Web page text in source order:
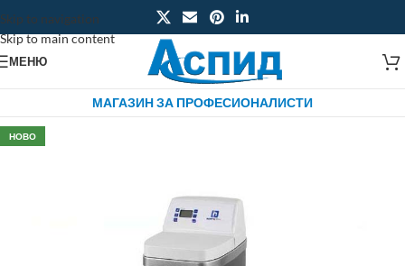
Skip to navigation
Skip to main content
МЕНЮ
МАГАЗИН ЗА ПРОФЕСИОНАЛИСТИ
НОВО